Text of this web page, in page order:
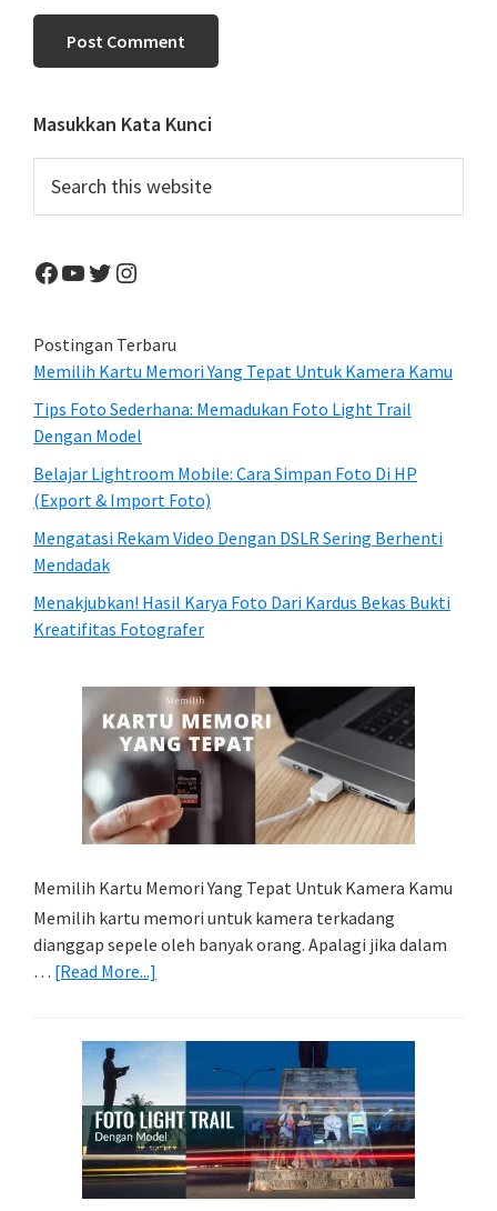
Primary
Sidebar
Masukkan Kata Kunci
this
Facebook
YouTube
Twitter
Instagram
Postingan Terbaru
Memilih Kartu Memori Yang Tepat Untuk Kamera Kamu
Tips Foto Sederhana: Memadukan Foto Light Trail
Dengan Model
Belajar Lightroom Mobile: Cara Simpan Foto Di HP
(Export & Import Foto)
Mengatasi Rekam Video Dengan DSLR Sering Berhenti
Mendadak
Menakjubkan! Hasil Karya Foto Dari Kardus Bekas Bukti
Kreatifitas Fotografer
Memilih Kartu Memori Yang Tepat Untuk Kamera Kamu
Memilih kartu memori untuk kamera terkadang
dianggap sepele oleh banyak orang. Apalagi jika dalam
… [Read More...]
Memori
Tepat
Untuk
Kamera
Kamu